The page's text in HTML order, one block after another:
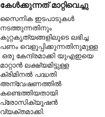
കേൾക്കുന്നത് മാറ്റിവെച്ചു
സൈനിക ഇടപാടുകൾ
നടത്തുന്നതിനും
കുറ്റകൃത്യങ്ങളിലൂടെ ലഭിച്ച
പണം വെളുപ്പിക്കുന്നതിനുമുള്ള
ഒരു കേന്ദ്രമാക്കി യുഎഇയെ
മാറ്റാൻ ലക്ഷ്യമിട്ടുള്ള
ക്രിമിനൽ പദ്ധതി
അന്വേഷണത്തിൽ
കണ്ടെത്തിയതായി
പ്രോസിക്യൂഷൻ
വ്യക്തമാക്കി.